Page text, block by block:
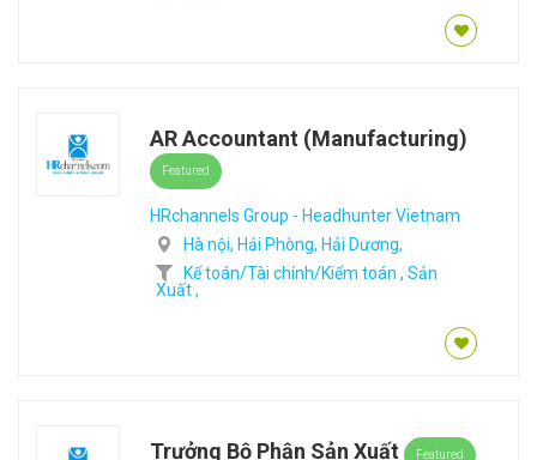
AR Accountant (Manufacturing)
Featured
HRchannels Group - Headhunter Vietnam
Hà nội, Hải Phòng, Hải Dương,
Kế toán/Tài chính/Kiểm toán , Sản
Xuất ,
Trưởng Bộ Phận Sản Xuất Featured